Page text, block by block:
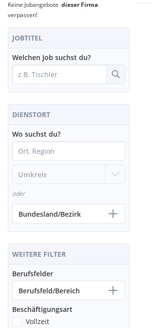
Keine Jobangebote dieser Firma
verpassen!
JOBTITEL
Welchen Job suchst du?
DIENSTORT
Wo suchst du?
oder
Bundesland/Bezirk
WEITERE FILTER
Berufsfelder
Berufsfeld/Bereich
Beschäftigungsart
Vollzeit